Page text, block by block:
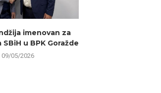
imenovan za
u BPK Goražde
09/05/2026